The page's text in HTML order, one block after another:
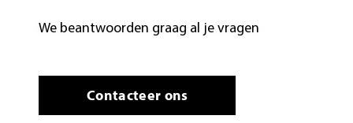
We beantwoorden graag al je vragen
Contacteer ons